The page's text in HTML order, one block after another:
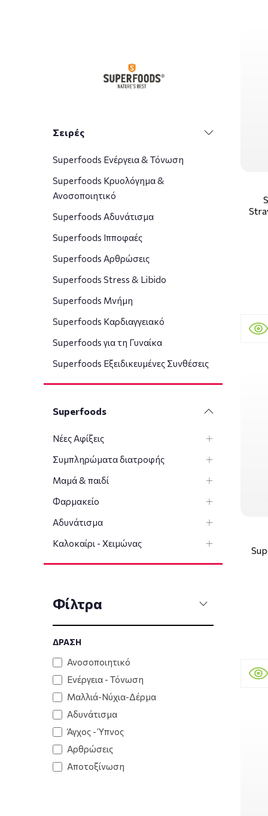
Αξιοποιώντας τις υπερτροφές ως πρώτη
συστατικά αυτά εκχυλίζονται και
συνδυασμό με τη δύναμη της επιστήμης
Σειρές
Superfoods Ενέργεια & Τόνωση
Superfoods Κρυολόγημα &
Ανοσοποιητικό
Superfoods Αδυνάτισμα
Superfoods Ιπποφαές
Superfoods Αρθρώσεις
Superfoods Stress & Libido
Superfoods Μνήμη
Superfoods Καρδιαγγειακό
Superfoods για τη Γυναίκα
Superfoods Εξειδικευμένες Συνθέσεις
Superfoods
Νέες Αφίξεις
Συμπληρώματα διατροφής
Μαμά & παιδί
Φαρμακείο
Αδυνάτισμα
Καλοκαίρι - Χειμώνας
Φίλτρα
ΔΡΑΣΗ
Ανοσοποιητικό
Ενέργεια - Τόνωση
Μαλλιά-Νύχια-Δέρμα
Αδυνάτισμα
Άγχος - Ύπνος
Αρθρώσεις
Αποτοξίνωση